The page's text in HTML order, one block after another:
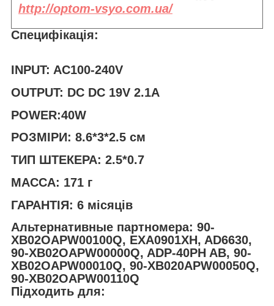
http://optom-vsyo.com.ua/
Специфікація:
INPUT: AC100-240V
OUTPUT: DC DC 19V 2.1A
POWER:40W
РОЗМІРИ: 8.6*3*2.5 см
ТИП ШТЕКЕРА: 2.5*0.7
МАССА: 171 г
ГАРАНТІЯ: 6 місяців
Альтернативные партномера: 90-
XB02OAPW00100Q, EXA0901XH, AD6630,
90-XB02OAPW00000Q, ADP-40PH AB, 90-
XB02OAPW00010Q, 90-XB020APW00050Q,
90-XB02OAPW00110Q
Підходить для: